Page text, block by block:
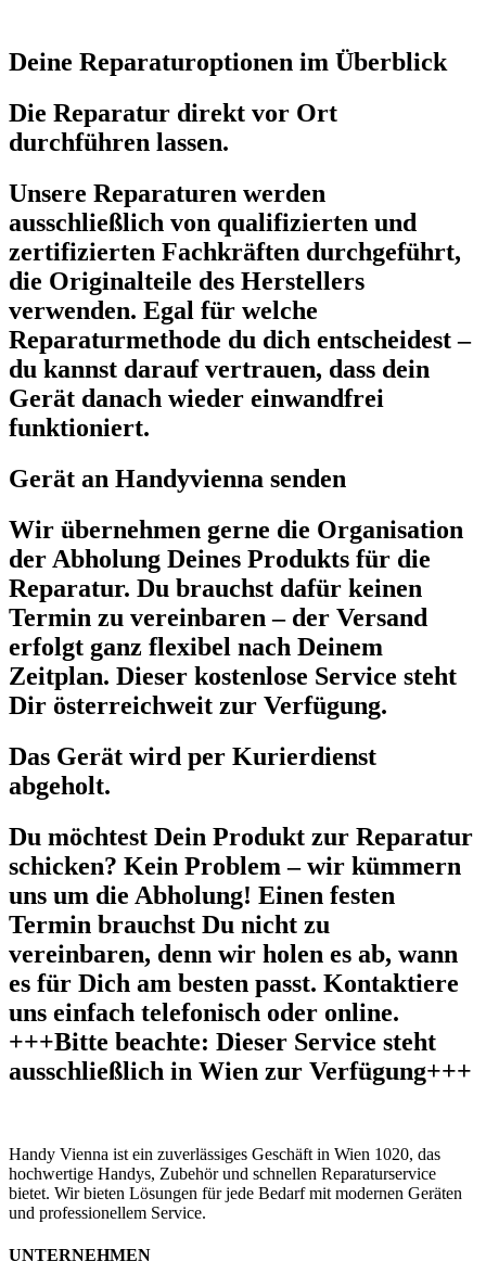
Deine Reparaturoptionen im Überblick
Die Reparatur direkt vor Ort
durchführen lassen.
Unsere Reparaturen werden
ausschließlich von qualifizierten und
zertifizierten Fachkräften durchgeführt,
die Originalteile des Herstellers
verwenden. Egal für welche
Reparaturmethode du dich entscheidest –
du kannst darauf vertrauen, dass dein
Gerät danach wieder einwandfrei
funktioniert.
Gerät an Handyvienna senden
Wir übernehmen gerne die Organisation
der Abholung Deines Produkts für die
Reparatur. Du brauchst dafür keinen
Termin zu vereinbaren – der Versand
erfolgt ganz flexibel nach Deinem
Zeitplan. Dieser kostenlose Service steht
Dir österreichweit zur Verfügung.
Das Gerät wird per Kurierdienst
abgeholt.
Du möchtest Dein Produkt zur Reparatur
schicken? Kein Problem – wir kümmern
uns um die Abholung! Einen festen
Termin brauchst Du nicht zu
vereinbaren, denn wir holen es ab, wann
es für Dich am besten passt. Kontaktiere
uns einfach telefonisch oder online.
+++Bitte beachte: Dieser Service steht
ausschließlich in Wien zur Verfügung+++
Handy Vienna ist ein zuverlässiges Geschäft in Wien 1020, das
hochwertige Handys, Zubehör und schnellen Reparaturservice
bietet. Wir bieten Lösungen für jede Bedarf mit modernen Geräten
und professionellem Service.
UNTERNEHMEN